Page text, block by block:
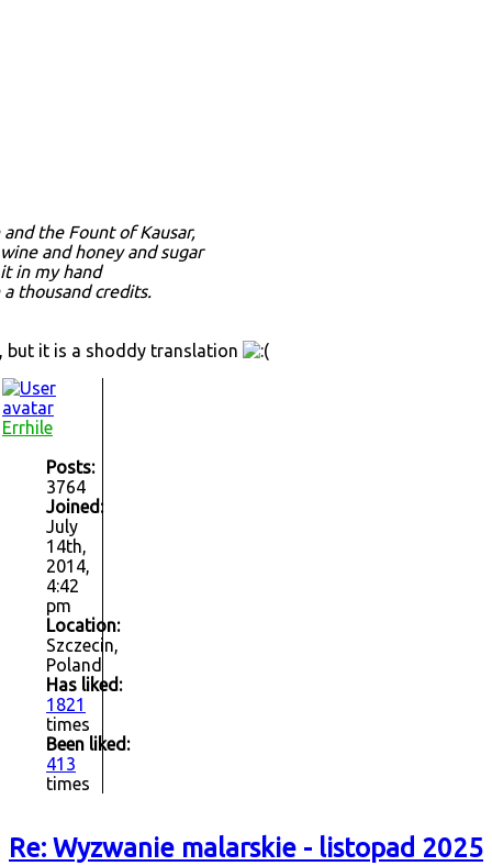
the Fount of Kausar,
and honey and sugar
in my hand
thousand credits.
but it is a shoddy translation
Errhile
Posts:
3764
Joined:
July
14th,
2014,
4:42
pm
Location:
Szczecin,
Poland
Has liked:
1821
times
Been liked:
413
times
Re: Wyzwanie malarskie - listopad 2025